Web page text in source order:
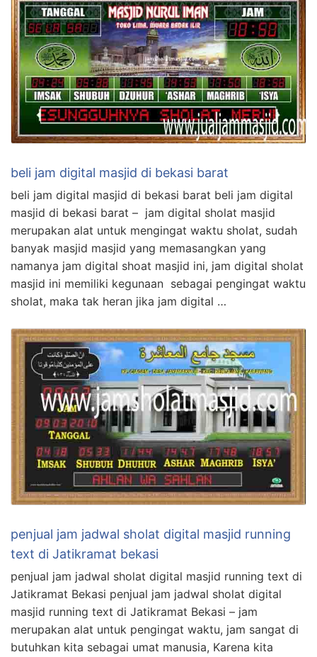
beli jam digital masjid di bekasi barat
beli jam digital masjid di bekasi barat beli jam digital
masjid di bekasi barat – jam digital sholat masjid
merupakan alat untuk mengingat waktu sholat, sudah
banyak masjid masjid yang memasangkan yang
namanya jam digital shoat masjid ini, jam digital sholat
masjid ini memiliki kegunaan sebagai pengingat waktu
sholat, maka tak heran jika jam digital …
penjual jam jadwal sholat digital masjid running
text di Jatikramat bekasi
penjual jam jadwal sholat digital masjid running text di
Jatikramat Bekasi penjual jam jadwal sholat digital
masjid running text di Jatikramat Bekasi – jam
merupakan alat untuk pengingat waktu, jam sangat di
butuhkan kita sebagai umat manusia, Karena kita